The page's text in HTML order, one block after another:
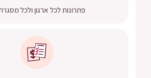
פתרונות לכל ארגון ולכל